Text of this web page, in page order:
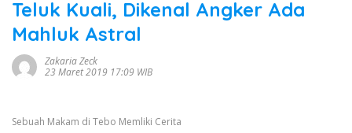
Teluk Kuali, Dikenal Angker Ada
Mahluk Astral
Zakaria Zeck
23 Maret 2019 17:09 WIB
Sebuah Makam di Tebo Memliki Cerita